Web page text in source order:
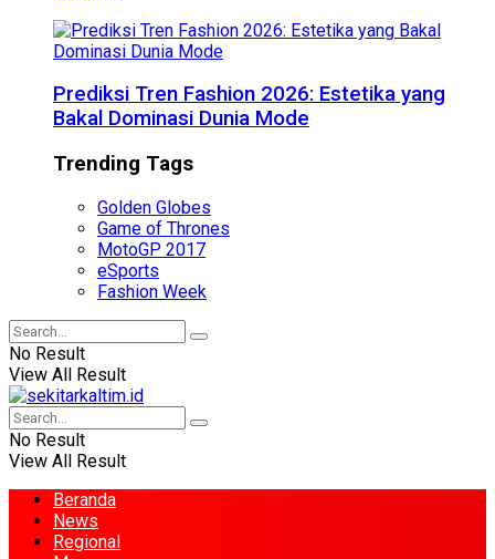
Prediksi Tren Fashion 2026: Estetika yang
Bakal Dominasi Dunia Mode
Trending Tags
Golden Globes
Game of Thrones
MotoGP 2017
eSports
Fashion Week
No Result
View All Result
No Result
View All Result
Beranda
News
Regional